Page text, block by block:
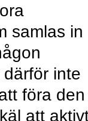
samlas in
inte
föra den
att